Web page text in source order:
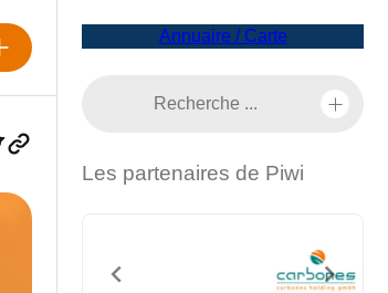
Annuaire / Carte
Les partenaires de Piwi